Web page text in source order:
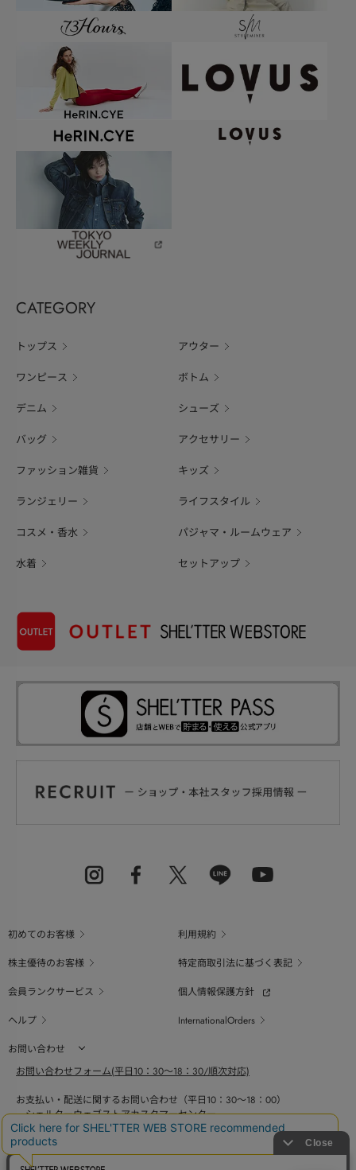
CATEGORY
トップス アウター
ワンピース ボトム
デニム シューズ
バッグ アクセサリー
ファッション雑貨 キッズ
ランジェリー ライフスタイル
コスメ・香水 パジャマ・ルームウェア
水着 セットアップ
初めてのお客様
利用規約
株主優待のお客様
特定商取引法に基づく表記
会員ランクサービス
個人情報保護方針
ヘルプ
InternationalOrders
お問い合わせ
お問い合わせフォーム(平日10：30～18：30/順次対応)
お支払い・配送に関するお問い合わせ（平日10：30～18：00）
シェルターウェブストアカスタマーセンター
0800-123-6820
商品の素材、サイズ、仕様等に関するお問い合せ（平日10：30～18：00）
バロックジャパンリミテッドコールセンター